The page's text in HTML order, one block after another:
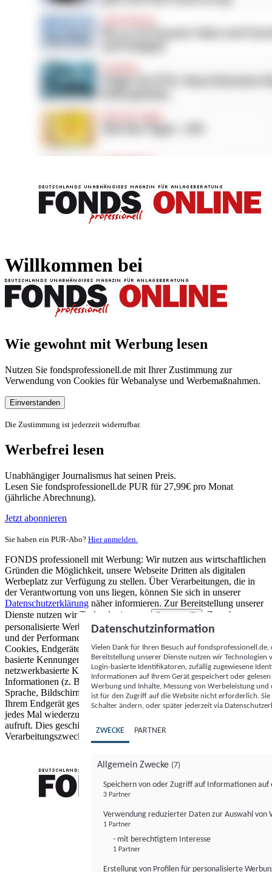
Willkommen bei
Wie gewohnt mit Werbung lesen
Nutzen Sie fondsprofessionell.de mit Ihrer Zustimmung zur
Verwendung von Cookies für Webanalyse und Werbemaßnahmen.
Einverstanden
Die Zustimmung ist jederzeit widerrufbar.
Werbefrei lesen
Unabhängiger Journalismus hat seinen Preis.
Lesen Sie fondsprofessionell.de PUR für 27,99€ pro Monat
(jährliche Abrechnung).
Jetzt abonnieren
Sie haben ein PUR-Abo? Hier anmelden.
FONDS professionell mit Werbung: Wir nutzen aus wirtschaftlichen
Gründen die Möglichkeit, unsere Webseite Dritten als digitalen
Werbeplatz zur Verfügung zu stellen. Über Verarbeitungen, die in
der Verantwortung von uns liegen, können Sie sich in unserer
Datenschutzerklärung näher informieren. Zur Bereitstellung unserer
Dienste nutzen wir Technologien von
Partnern (5)
. Zwecke:
personalisierte Werbung und Inhalte, Messung von Werbeleistung
und der Performance von Inhalten sowie Zielgruppenforschung.
Cookies, Endgeräte- oder ähnliche Online-Kennungen (z. B. login-
basierte Kennungen, zufällig generierte Kennungen,
netzwerkbasierte Kennungen) können zusammen mit anderen
Informationen (z. B. Browsertyp und Browserinformationen,
Sprache, Bildschirmgröße, unterstützte Technologien usw.) auf
Ihrem Endgerät gespeichert oder von dort ausgelesen werden, um es
jedes Mal wiederzuerkennen, wenn es eine App oder einer Webseite
aufruft. Dies geschieht für einen oder mehrere der hier aufgeführten
Verarbeitungszwecke.
Datenschutzinformation
Vielen Dank für Ihren Besuch auf
Bereitstellung unserer Dienste nutzen wir Technologien
Login-basierte Identifikatoren, zufällig zugewiesene
Informationen auf Ihrem Gerät gespeichert oder
Werbung und Inhalte, Messung von Werbeleistung
ist für den Zugriff auf die Website nicht erforderlich.
Schalter ändern, oder später jederzeit via
ZWECKE PARTNER
Allgemein Zwecke (7)
Speichern von oder Zugriff auf Informationen auf
3 Partner
Verwendung reduzierter Daten zur Auswahl von
1 Partner
- mit berechtigtem Interesse
1 Partner
Erstellung von Profilen für personalisierte
FONDS professionell